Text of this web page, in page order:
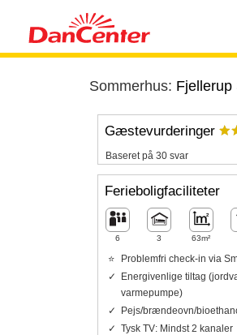
Sommerhus: Fjellerup
Gæstevurderinger
Baseret på 30 svar
Ferieboligfaciliteter
6 3 63m²
Problemfri check-in via
Energivenlige tiltag
varmepumpe)
Pejs/brændeovn/
Tysk TV: Mindst 2 kanaler